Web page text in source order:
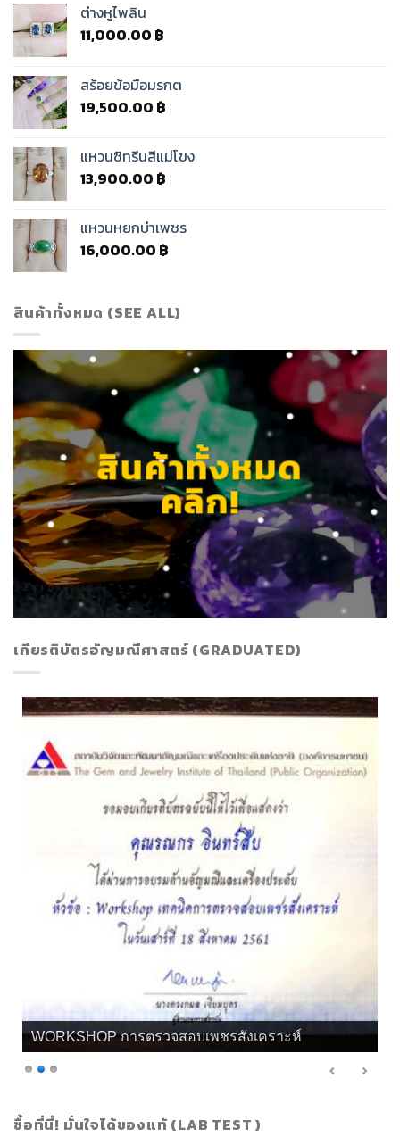
ต่างหูไพลิน
11,000.00 ฿
สร้อยข้อมือมรกต
19,500.00 ฿
แหวนซิทรีนสีแม่โขง
13,900.00 ฿
แหวนหยกบ่าเพชร
16,000.00 ฿
สินค้าทั้งหมด (SEE ALL)
สินค้าทั้งหมด
คลิก!
เกียรติบัตรอัญมณีศาสตร์ (GRADUATED)
WORKSHOP การตรวจสอบเพชรสังเคราะห์
ซื้อที่นี่! มั่นใจได้ของแท้ (LAB TEST )